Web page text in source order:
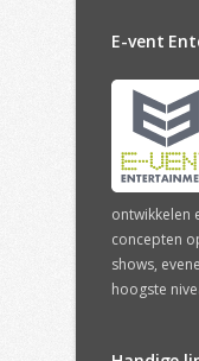
E-vent
ontwikkelen
concepten
shows,
hoogste